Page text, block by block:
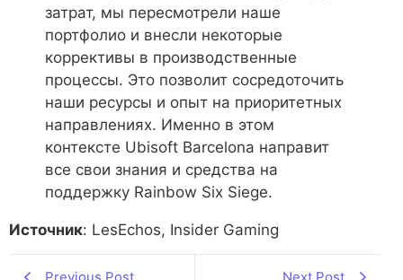
затрат, мы пересмотрели наше
портфолио и внесли некоторые
коррективы в производственные
процессы. Это позволит сосредоточить
наши ресурсы и опыт на приоритетных
направлениях. Именно в этом
контексте Ubisoft Barcelona направит
все свои знания и средства на
поддержку Rainbow Six Siege.
Источник: LesEchos, Insider Gaming